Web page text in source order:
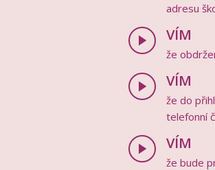
adresu
VÍM
že
VÍM
že do
telefonní
VÍM
že bude